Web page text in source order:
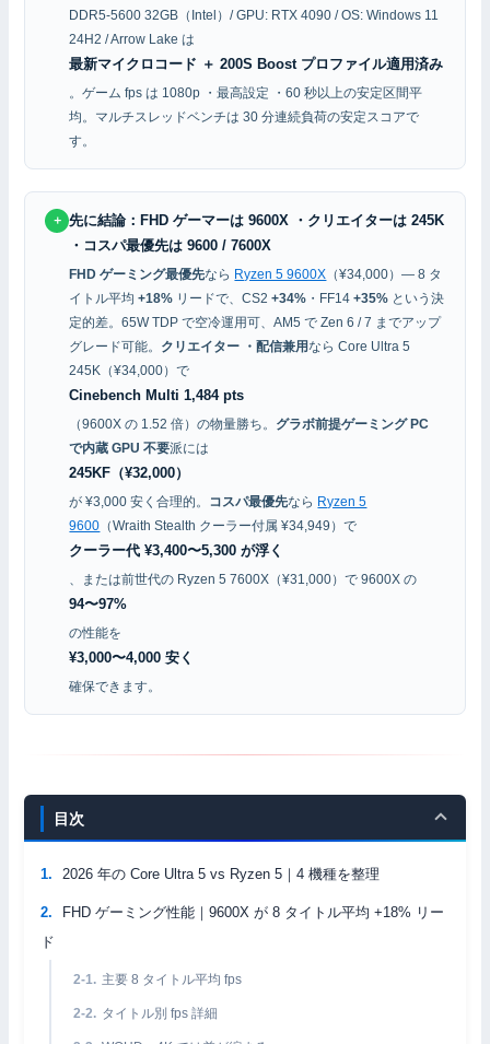
DDR5-5600 32GB（Intel）/ GPU: RTX 4090 / OS: Windows 11
24H2 / Arrow Lake は
最新マイクロコード ＋ 200S Boost プロファイル適用済み
。ゲーム fps は 1080p ・最高設定 ・60 秒以上の安定区間平
均。マルチスレッドベンチは 30 分連続負荷の安定スコアで
す。
＋
先に結論：FHD ゲーマーは 9600X ・クリエイターは 245K
・コスパ最優先は 9600 / 7600X
FHD ゲーミング最優先なら Ryzen 5 9600X （¥34,000）— 8 タ
イトル平均+18% リードで、CS2+34% ・FF14+35% という決
定的差。65W TDP で空冷運用可、AM5 で Zen 6 / 7 までアップ
グレード可能。 クリエイター ・配信兼用なら Core Ultra 5
245K（¥34,000）で
Cinebench Multi 1,484 pts
（9600X の 1.52 倍）の物量勝ち。 グラボ前提ゲーミング PC
で内蔵 GPU 不要派には
245KF（¥32,000）
が ¥3,000 安く合理的。 コスパ最優先なら Ryzen 5
9600 （Wraith Stealth クーラー付属 ¥34,949）で
クーラー代 ¥3,400〜5,300 が浮く
、または前世代の Ryzen 5 7600X（¥31,000）で 9600X の
94〜97%
の性能を
¥3,000〜4,000 安く
確保できます。
目次
2026 年の Core Ultra 5 vs Ryzen 5｜4 機種を整理
FHD ゲーミング性能｜9600X が 8 タイトル平均 +18% リー
ド
主要 8 タイトル平均 fps
タイトル別 fps 詳細